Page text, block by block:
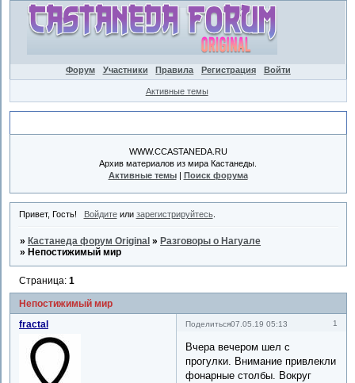
Форум Участники Правила Регистрация Войти
Активные темы
WWW.CCASTANEDA.RU
Архив материалов из мира Кастанеды.
Активные темы| Поиск форума
Привет, Гость! Войдитеили зарегистрируйтесь.
» Кастанеда форум Original » Разговоры о Нагуале
» Непостижимый мир
Непостижимый мир
Страница:1
Поделиться 1
07.05.19 05:13
fractal
Вчера вечером шел с
прогулки. Внимание привлекли
фонарные столбы. Вокруг